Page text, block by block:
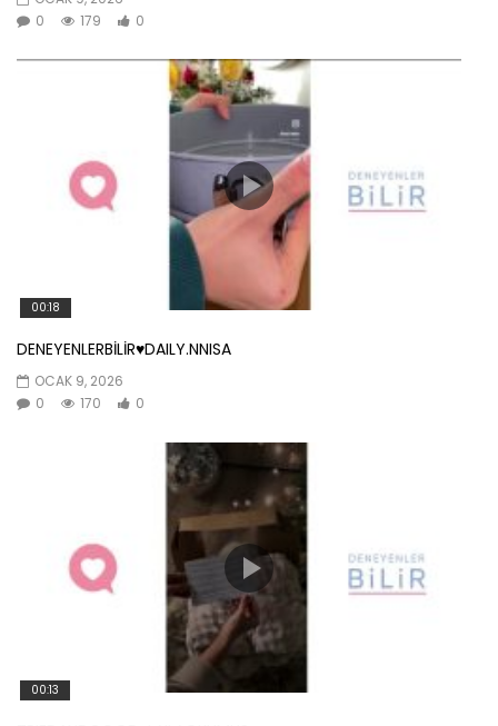
0
179 0
00:18
DENEYENLERBİLİR♥️DAILY.NNISA
OCAK 9, 2026
0
170 0
00:13